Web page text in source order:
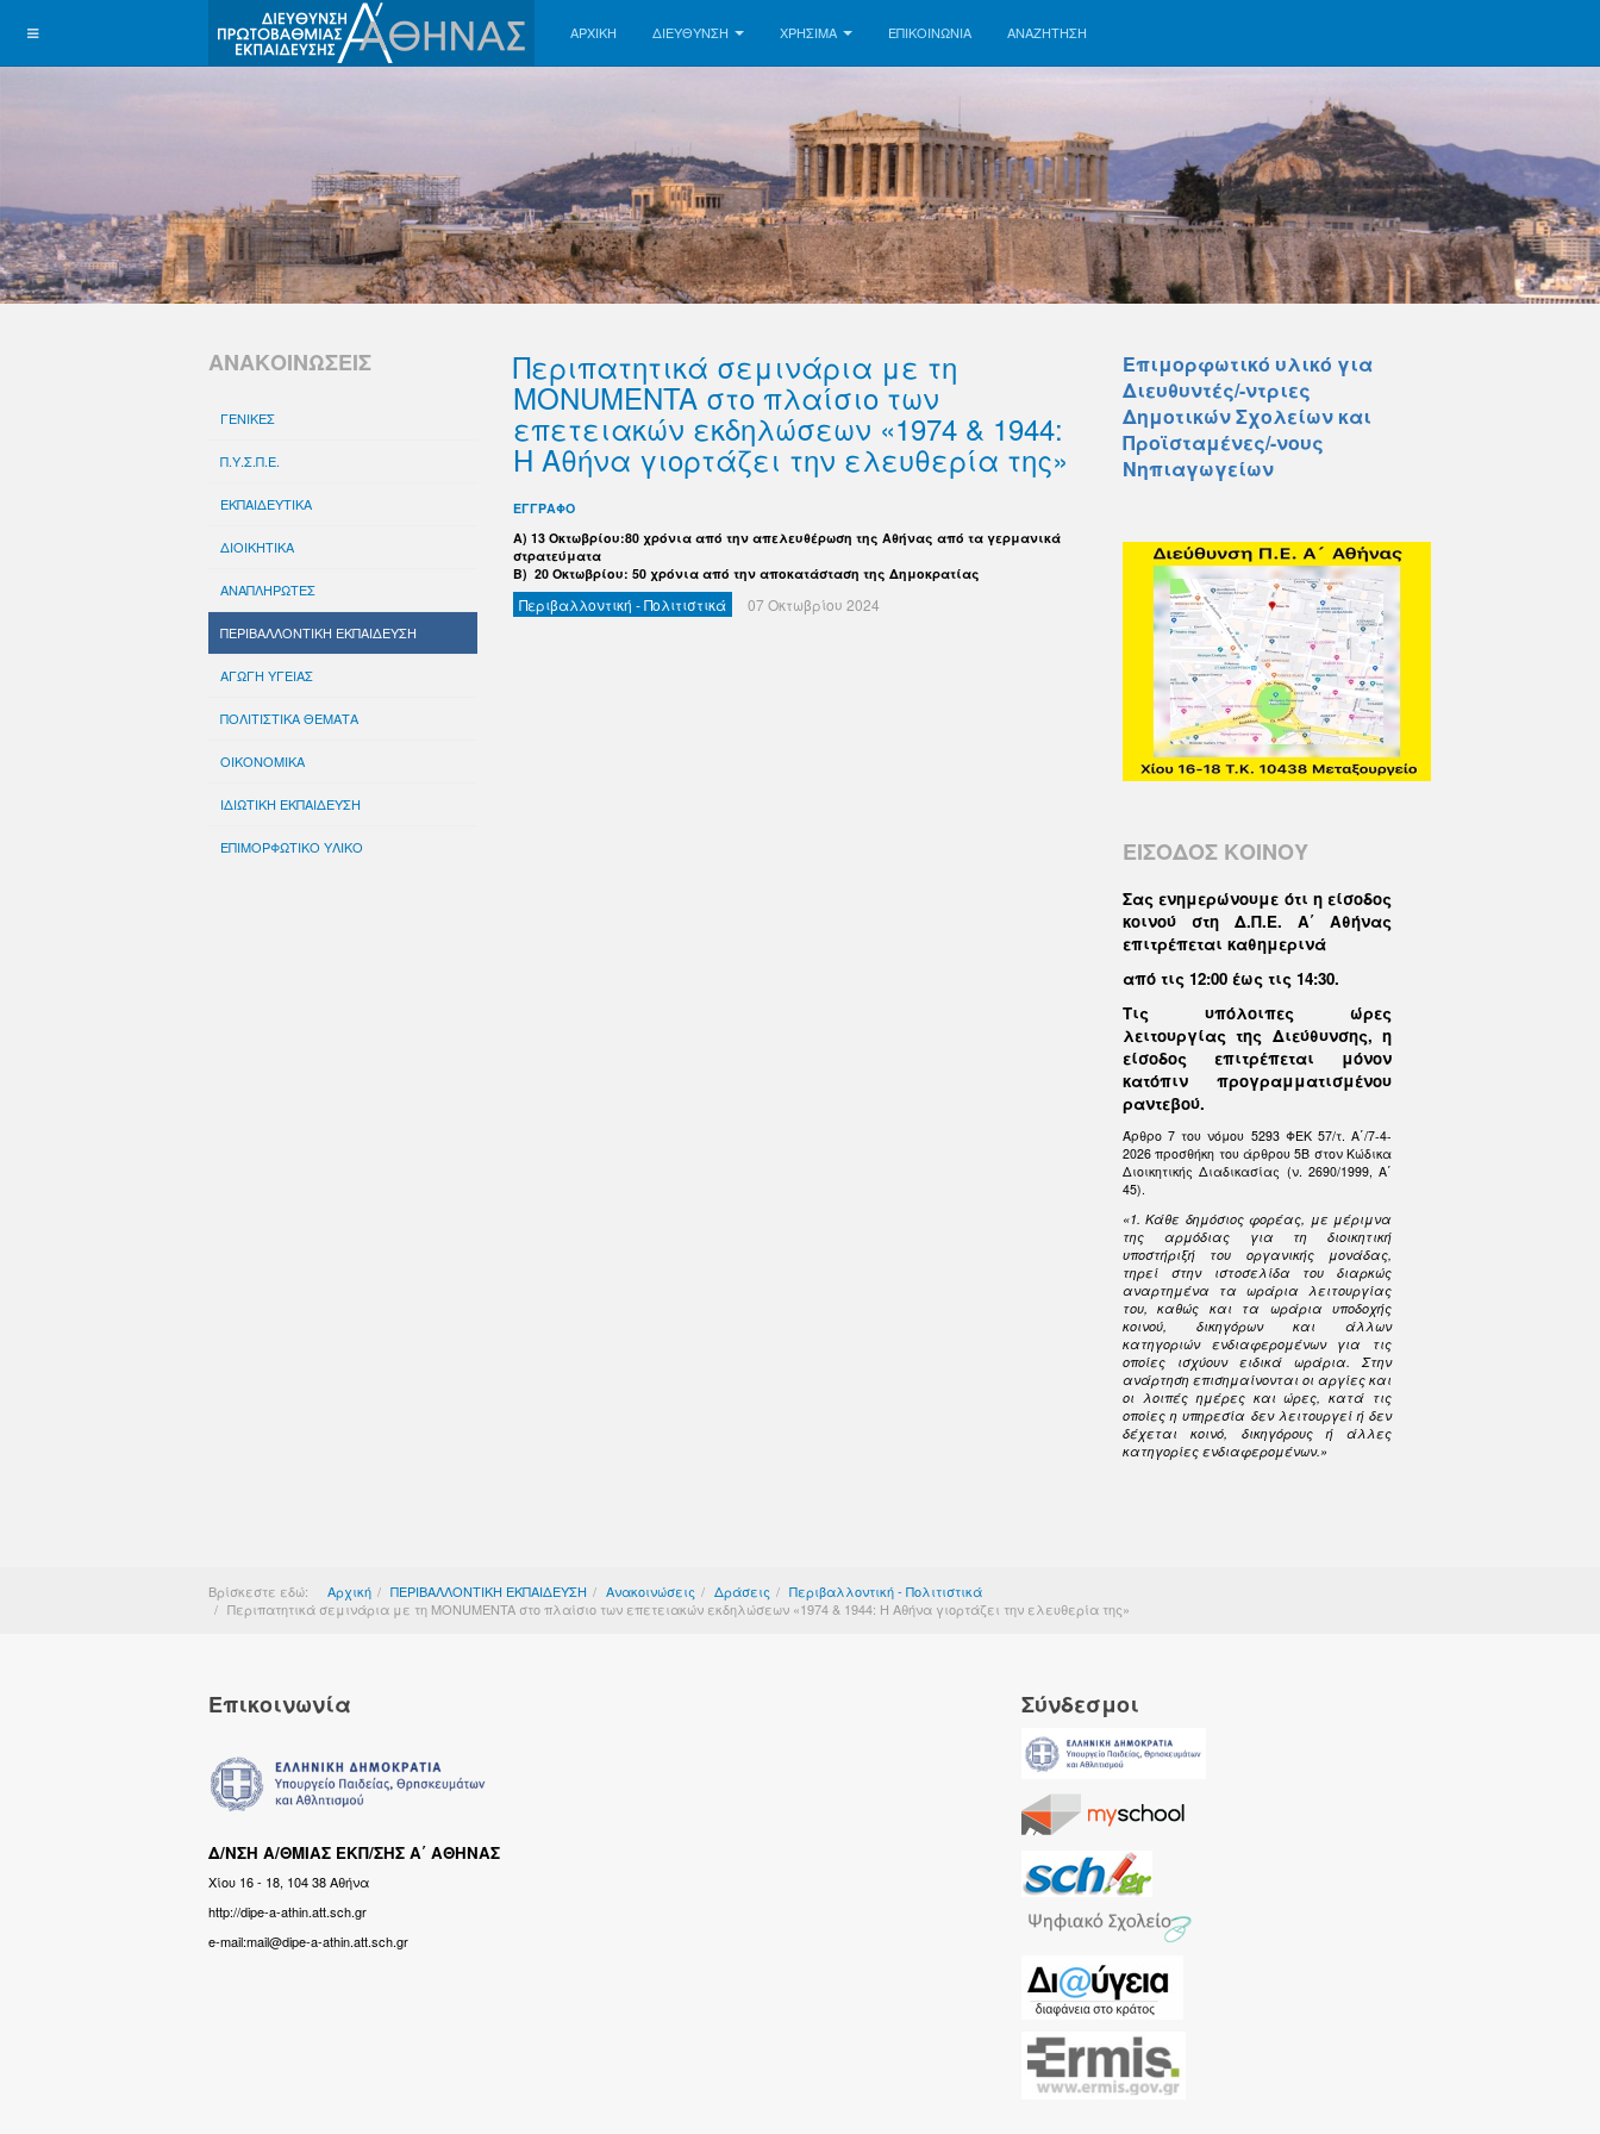
ΑΡΧΙΚΗ ΔΙΕΥΘΥΝΣΗ ΧΡΗΣΙΜΑ ΕΠΙΚΟΙΝΩΝΊΑ ΑΝΑΖΉΤΗΣΗ
Περιπατητικά σεμινάρια με τη
MONUMENTA στο πλαίσιο των
επετειακών εκδηλώσεων «1974 & 1944:
Η Αθήνα γιορτάζει την ελευθερία της»
ΕΓΓΡΑΦΟ
Α) 13 Οκτωβρίου:80 χρόνια από την απελευθέρωση της Αθήνας από τα γερμανικά
στρατεύματα
Β) 20 Οκτωβρίου: 50 χρόνια από την αποκατάσταση της Δημοκρατίας
Περιβαλλοντική - Πολιτιστικά 07 Οκτωβρίου 2024
ΑΝΑΚΟΙΝΩΣΕΙΣ
ΓΕΝΙΚΕΣ
Π.Υ.Σ.Π.Ε.
ΕΚΠΑΙΔΕΥΤΙΚΑ
ΔΙΟΙΚΗΤΙΚΑ
ΑΝΑΠΛΗΡΩΤΕΣ
ΠΕΡΙΒΑΛΛΟΝΤΙΚΗ ΕΚΠΑΙΔΕΥΣΗ
ΑΓΩΓΗ ΥΓΕΙΑΣ
ΠΟΛΙΤΙΣΤΙΚΑ ΘΕΜΑΤΑ
ΟΙΚΟΝΟΜΙΚΑ
ΙΔΙΩΤΙΚΗ ΕΚΠΑΙΔΕΥΣΗ
ΕΠΙΜΟΡΦΩΤΙΚΟ ΥΛΙΚΟ
Επιμορφωτικό υλικό για
Διευθυντές/-ντριες
Δημοτικών Σχολείων και
Προϊσταμένες/-νους
Νηπιαγωγείων
ΕΙΣΟΔΟΣ ΚΟΙΝΟΥ
Σας ενημερώνουμε ότι η είσοδος
κοινού στη Δ.Π.Ε. Α΄ Αθήνας
επιτρέπεται καθημερινά
από τις 12:00 έως τις 14:30.
Τις υπόλοιπες ώρες
λειτουργίας της Διεύθυνσης, η
είσοδος επιτρέπεται μόνον
κατόπιν προγραμματισμένου
ραντεβού.
Άρθρο 7 του νόμου 5293 ΦΕΚ 57/τ. Α΄/7-4-
2026 προσθήκη του άρθρου 5Β στον Κώδικα
Διοικητικής Διαδικασίας (ν. 2690/1999, Α΄
45).
«1. Κάθε δημόσιος φορέας, με μέριμνα
της αρμόδιας για τη διοικητική
υποστήριξή του οργανικής μονάδας,
τηρεί στην ιστοσελίδα του διαρκώς
αναρτημένα τα ωράρια λειτουργίας
του, καθώς και τα ωράρια υποδοχής
κοινού, δικηγόρων και άλλων
κατηγοριών ενδιαφερομένων για τις
οποίες ισχύουν ειδικά ωράρια. Στην
ανάρτηση επισημαίνονται οι αργίες και
οι λοιπές ημέρες και ώρες, κατά τις
οποίες η υπηρεσία δεν λειτουργεί ή δεν
δέχεται κοινό, δικηγόρους ή άλλες
κατηγορίες ενδιαφερομένων.»
Βρίσκεστε εδώ: Αρχική ΠΕΡΙΒΑΛΛΟΝΤΙΚΗ ΕΚΠΑΙΔΕΥΣΗ Ανακοινώσεις Δράσεις
Περιβαλλοντική - Πολιτιστικά
Περιπατητικά σεμινάρια με τη MONUMENTA στο πλαίσιο των επετειακών εκδηλώσεων «1974 & 1944: Η Αθήνα γιορτάζει την ελευθερία της»
Επικοινωνία
Δ/ΝΣΗ Α/ΘΜΙΑΣ ΕΚΠ/ΣΗΣ Α΄ ΑΘΗΝΑΣ
Χίου 16 - 18, 104 38 Αθήνα
http://dipe-a-athin.att.sch.gr
e-mail:mail@dipe-a-athin.att.sch.gr
Σύνδεσμοι